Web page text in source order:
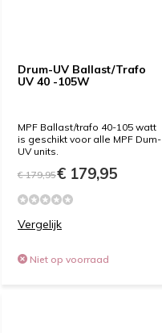
Drum-UV Ballast/Trafo
UV 40 -105W
MPF Ballast/trafo 40-105 watt
is geschikt voor alle MPF Dum-
UV units.
€ 179,95€ 179,95
Vergelijk
Niet op voorraad